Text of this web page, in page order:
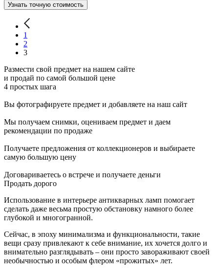
Узнать точную стоимость
1
2
3
Размести свой предмет на нашем сайте
и продай по самой большой цене
4 простых шага
Вы фотографируете предмет и добавляете на наш сайт
Мы получаем снимки, оцениваем предмет и даем
рекомендации по продаже
Получаете предложения от коллекционеров и выбираете
самую большую цену
Договариваетесь о встрече и получаете деньги
Продать дорого
Использование в интерьере антикварных ламп помогает
сделать даже весьма простую обстановку намного более
глубокой и многогранной.
Сейчас, в эпоху минимализма и функциональности, такие
вещи сразу привлекают к себе внимание, их хочется долго и
внимательно разглядывать – они просто завораживают своей
необычностью и особым флером «прожитых» лет.